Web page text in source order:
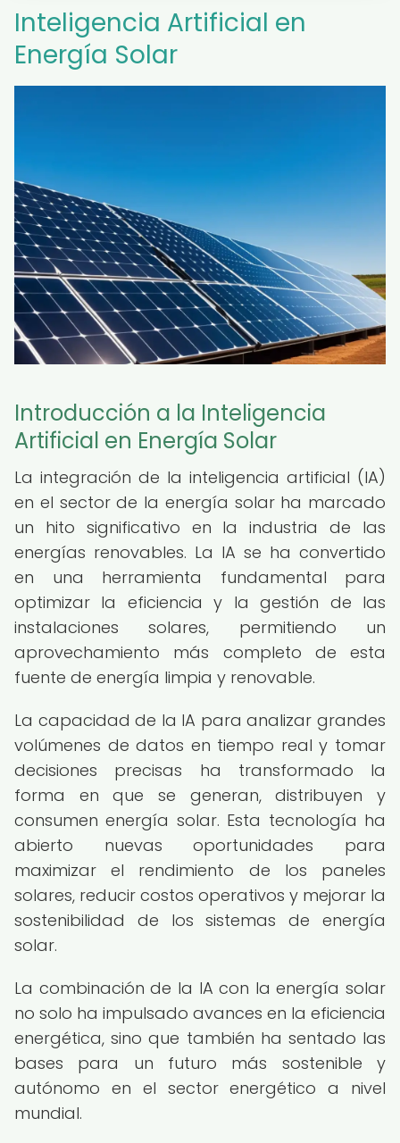
Inteligencia Artificial en
Energía Solar
Introducción a la Inteligencia
Artificial en Energía Solar
La integración de la inteligencia artificial (IA)
en el sector de la energía solar ha marcado
un hito significativo en la industria de las
energías renovables. La IA se ha convertido
en una herramienta fundamental para
optimizar la eficiencia y la gestión de las
instalaciones solares, permitiendo un
aprovechamiento más completo de esta
fuente de energía limpia y renovable.
La capacidad de la IA para analizar grandes
volúmenes de datos en tiempo real y tomar
decisiones precisas ha transformado la
forma en que se generan, distribuyen y
consumen energía solar. Esta tecnología ha
abierto nuevas oportunidades para
maximizar el rendimiento de los paneles
solares, reducir costos operativos y mejorar la
sostenibilidad de los sistemas de energía
solar.
La combinación de la IA con la energía solar
no solo ha impulsado avances en la eficiencia
energética, sino que también ha sentado las
bases para un futuro más sostenible y
autónomo en el sector energético a nivel
mundial.